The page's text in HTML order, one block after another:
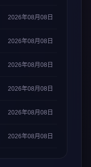
2026年08月08日
2026年08月08日
2026年08月08日
2026年08月08日
2026年08月08日
2026年08月08日